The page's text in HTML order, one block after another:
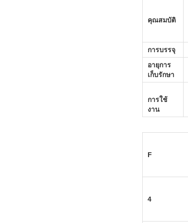
คุณสมบัติ
การบรรจุ
อายุการ
เก็บรักษา
การใช้
งาน
F
4